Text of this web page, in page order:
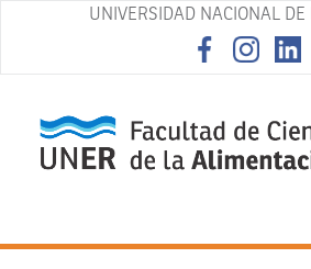
UNIVERSIDAD NACIONAL DE